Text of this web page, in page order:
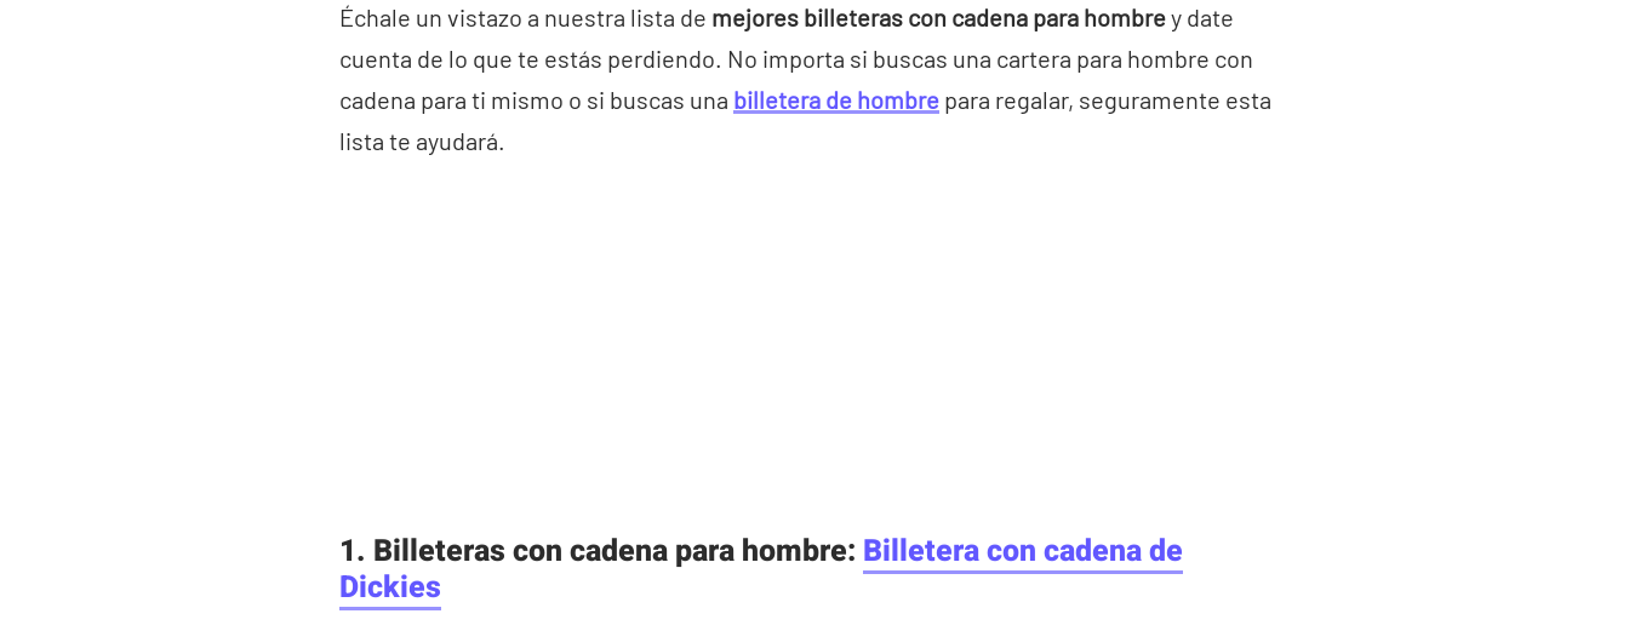
Échale un vistazo a nuestra lista de mejores billeteras con cadena para hombrey date
cuenta de lo que te estás perdiendo. No importa si buscas una cartera para hombre con
cadena para ti mismo o si buscas una billetera de hombre para regalar, seguramente esta
lista te ayudará.
1. Billeteras con cadena para hombre: Billetera con cadena de
Dickies